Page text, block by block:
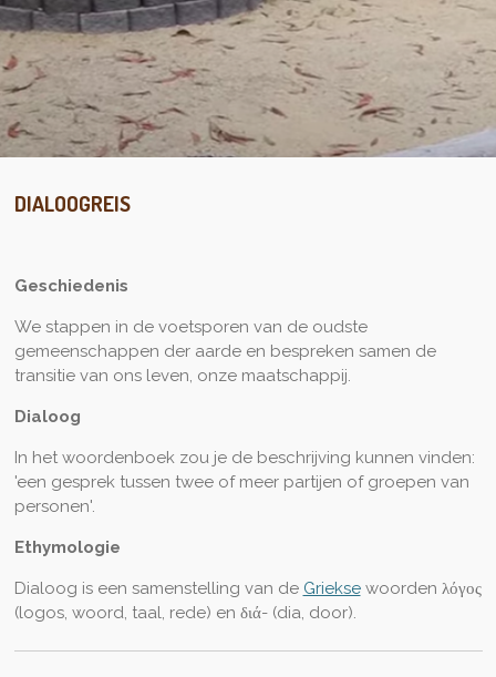
DIALOOGREIS
Geschiedenis
We stappen in de voetsporen van de oudste
gemeenschappen der aarde en bespreken samen de
transitie van ons leven, onze maatschappij.
Dialoog
In het woordenboek zou je de beschrijving kunnen vinden:
'een gesprek tussen twee of meer partijen of groepen van
personen'.
Ethymologie
Dialoog is een samenstelling van de Grieksewoorden λόγος
(logos, woord, taal, rede) en διά- (dia, door).